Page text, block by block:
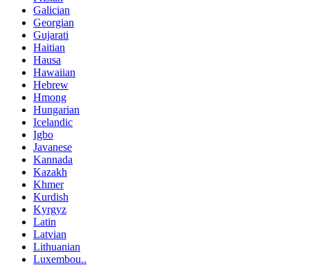
Galician
Georgian
Gujarati
Haitian
Hausa
Hawaiian
Hebrew
Hmong
Hungarian
Icelandic
Igbo
Javanese
Kannada
Kazakh
Khmer
Kurdish
Kyrgyz
Latin
Latvian
Lithuanian
Luxembou..